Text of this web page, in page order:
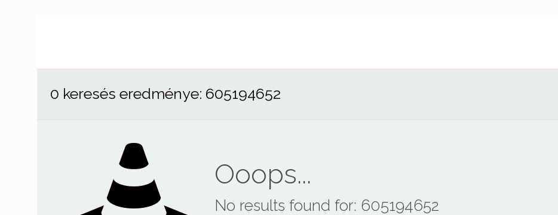
0 keresés eredménye: 605194652
Ooops...
No results found for: 605194652